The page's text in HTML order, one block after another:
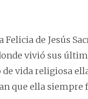
de Jesús
vivió sus
vida religiosa
que ella siempre